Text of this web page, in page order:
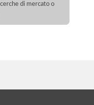
di mercato o